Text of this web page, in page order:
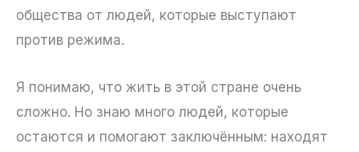
общества от людей, которые выступают
против режима.
Я понимаю, что жить в этой стране очень
сложно. Но знаю много людей, которые
остаются и помогают заключённым: находят